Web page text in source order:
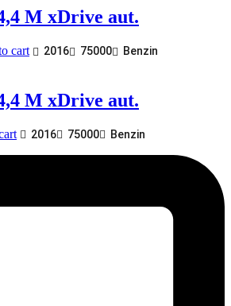
M xDrive aut.
cart 2016 75000 Benzin
M xDrive aut.
2016 75000 Benzin